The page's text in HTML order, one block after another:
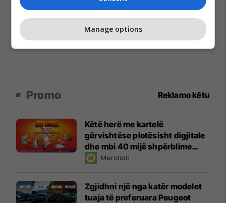
Promo Reklamo këtu
Këtë herë me kartelë
gërvishtëse plotësisht digjitale
dhe mbi 40 mijë shpërblime
instant!Meridian
Zgjidhni një nga katër modelet
tuaja të preferuara Peugeot
Manage options